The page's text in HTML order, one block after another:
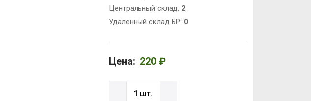
Центральный склад: 2
Удаленный склад БР: 0
Цена: 220 ₽